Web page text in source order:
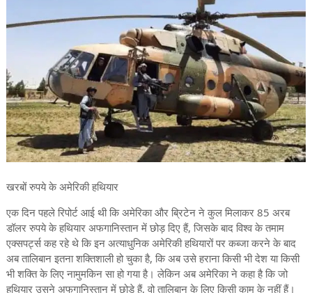
खरबों रुपये के अमेरिकी हथियार
एक दिन पहले रिपोर्ट आई थी कि अमेरिका और ब्रिटेन ने कुल मिलाकर 85 अरब
डॉलर रुपये के हथियार अफगानिस्तान में छोड़ दिए हैं, जिसके बाद विश्व के तमाम
एक्सपर्ट्स कह रहे थे कि इन अत्याधुनिक अमेरिकी हथियारों पर कब्जा करने के बाद
अब तालिबान इतना शक्तिशाली हो चुका है, कि अब उसे हराना किसी भी देश या किसी
भी शक्ति के लिए नामुमकिन सा हो गया है। लेकिन अब अमेरिका ने कहा है कि जो
हथियार उसने अफगानिस्तान में छोड़े हैं, वो तालिबान के लिए किसी काम के नहीं हैं।